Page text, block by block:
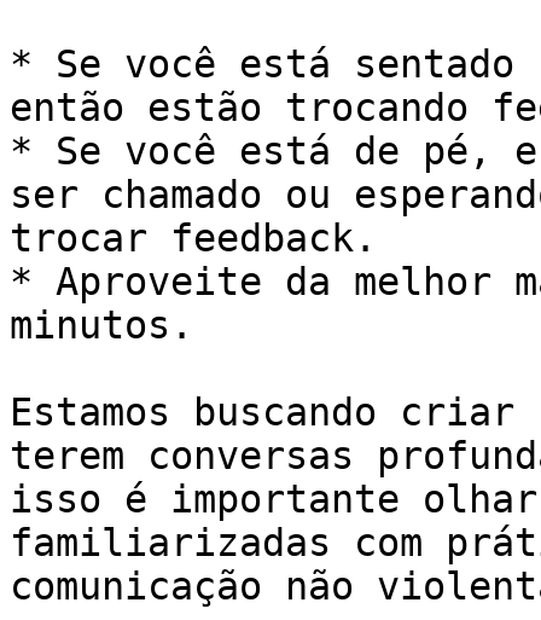
* Se você está sentado
então estão trocando
* Se você está de pé,
ser chamado ou
trocar feedback.
* Aproveite da melhor
minutos.
Estamos buscando criar
terem conversas
isso é importante olhar
familiarizadas com
comunicação não